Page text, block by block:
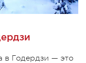
в Годердзи — это